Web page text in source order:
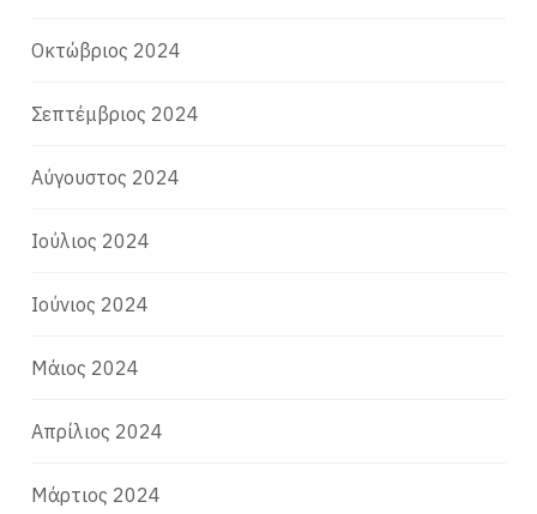
Οκτώβριος 2024
Σεπτέμβριος 2024
Αύγουστος 2024
Ιούλιος 2024
Ιούνιος 2024
Μάιος 2024
Απρίλιος 2024
Μάρτιος 2024